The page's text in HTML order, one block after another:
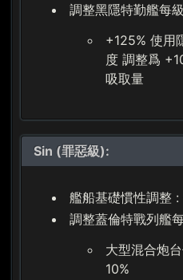
調整黑隱特勤艦每
+125% 使用
度 調整爲
吸取量
Sin (罪惡級):
艦船基礎慣性調整
調整蓋倫特戰列艦
大型混合炮
10%